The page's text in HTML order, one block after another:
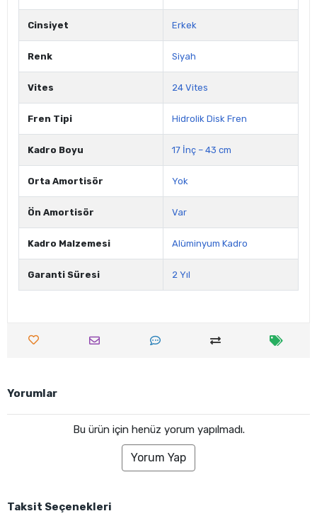
Cinsiyet Erkek
Renk Siyah
Vites 24 Vites
Fren Tipi Hidrolik Disk Fren
Kadro Boyu 17 İnç – 43 cm
Orta Amortisör Yok
Ön Amortisör Var
Kadro Malzemesi Alüminyum Kadro
Garanti Süresi 2 Yıl
Yorumlar
Bu ürün için henüz yorum yapılmadı.
Yorum Yap
Taksit Seçenekleri